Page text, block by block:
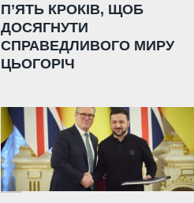
П’ЯТЬ КРОКІВ, ЩОБ
ДОСЯГНУТИ
СПРАВЕДЛИВОГО МИРУ
ЦЬОГОРІЧ